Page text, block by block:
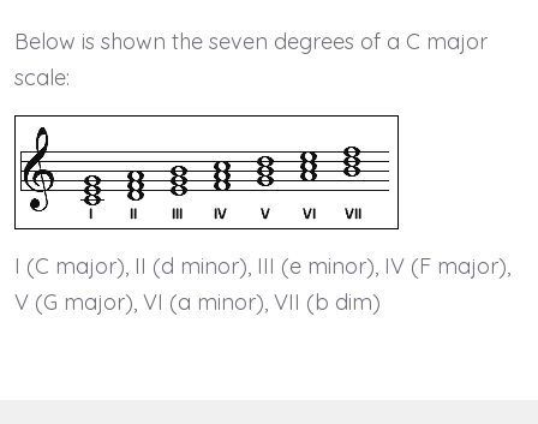
Below is shown the seven degrees of a C major
scale:
I (C major), II (d minor), III (e minor), IV (F major),
V (G major), VI (a minor), VII (b dim)